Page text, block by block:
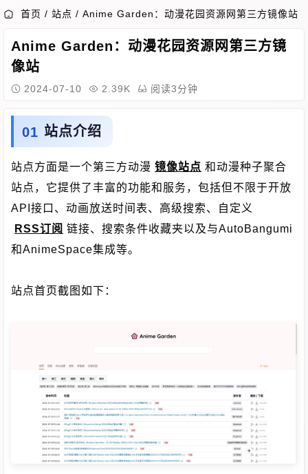
首页 / 站点 / Anime Garden：动漫花园资源网第三方镜像站
Anime Garden：动漫花园资源网第三方镜
像站
2024-07-10 2.39K 阅读3分钟
站点介绍
站点方面是一个第三方动漫 镜像站点 和动漫种子聚合
站点，它提供了丰富的功能和服务，包括但不限于开放
API接口、动画放送时间表、高级搜索、自定义
RSS订阅 链接、搜索条件收藏夹以及与AutoBangumi
和AnimeSpace集成等。
站点首页截图如下：